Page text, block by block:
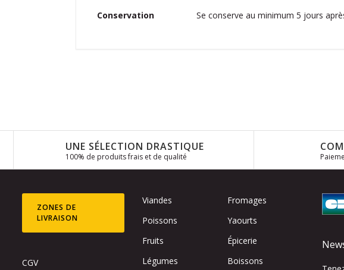
Conservation
Se conserve au minimum 5 jours
UNE SÉLECTION DRASTIQUE
100% de produits frais et de qualité
ZONES DE
LIVRAISON
CGV
Viandes
Poissons
Fruits
Légumes
Fromages
Yaourts
Épicerie
Boissons